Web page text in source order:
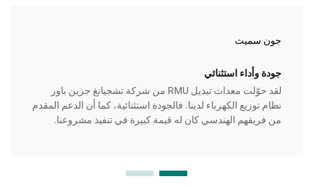
جون سميث
جودة وأداء استثنائي
لقد حوّلت معدات تبديل RMU من شركة تشجيانغ جرين باور
نظام توزيع الكهرباء لدينا. فالجودة استثنائية، كما أن الدعم المقدم
من فريقهم الهندسي كان له قيمة كبيرة في تنفيذ مشروعنا.